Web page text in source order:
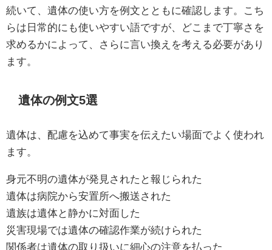
続いて、遺体の使い方を例文とともに確認します。こち
らは日常的にも使いやすい語ですが、どこまで丁寧さを
求めるかによって、さらに言い換えを考える必要があり
ます。
遺体の例文5選
遺体は、配慮を込めて事実を伝えたい場面でよく使われ
ます。
身元不明の遺体が発見されたと報じられた
遺体は病院から安置所へ搬送された
遺族は遺体と静かに対面した
災害現場では遺体の確認作業が続けられた
関係者は遺体の取り扱いに細心の注意を払った